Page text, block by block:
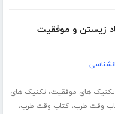
زیستن و موفقیت
تکنیک های موفقیت، تکنیک های
وقت طرب،کتاب وقت طرب،